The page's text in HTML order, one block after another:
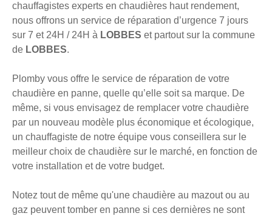
chauffagistes experts en chaudières haut rendement,
nous offrons un service de réparation d’urgence 7 jours
sur 7 et 24H / 24H à LOBBES et partout sur la commune
de LOBBES.
Plomby vous offre le service de réparation de votre
chaudière en panne, quelle qu’elle soit sa marque. De
même, si vous envisagez de remplacer votre chaudière
par un nouveau modèle plus économique et écologique,
un chauffagiste de notre équipe vous conseillera sur le
meilleur choix de chaudière sur le marché, en fonction de
votre installation et de votre budget.
Notez tout de même qu'une chaudière au mazout ou au
gaz peuvent tomber en panne si ces dernières ne sont